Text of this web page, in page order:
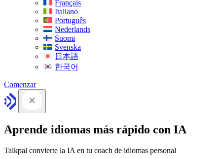
Français
Italiano
Português
Nederlands
Suomi
Svenska
日本語
한국어
Comenzar
Aprende idiomas más rápido con IA
Talkpal convierte la IA en tu coach de idiomas personal